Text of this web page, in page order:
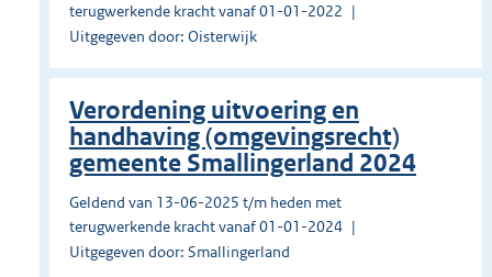
terugwerkende kracht vanaf 01-01-2022
Uitgegeven door: Oisterwijk
Verordening uitvoering en
handhaving (omgevingsrecht)
gemeente Smallingerland 2024
Geldend van 13-06-2025 t/m heden met
terugwerkende kracht vanaf 01-01-2024
Uitgegeven door: Smallingerland